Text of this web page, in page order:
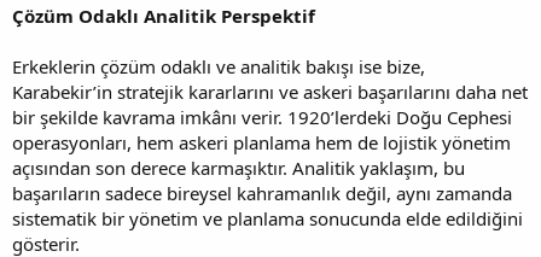
Çözüm Odaklı Analitik Perspektif
Erkeklerin çözüm odaklı ve analitik bakışı ise bize,
Karabekir’in stratejik kararlarını ve askeri başarılarını daha net
bir şekilde kavrama imkânı verir. 1920’lerdeki Doğu Cephesi
operasyonları, hem askeri planlama hem de lojistik yönetim
açısından son derece karmaşıktır. Analitik yaklaşım, bu
başarıların sadece bireysel kahramanlık değil, aynı zamanda
sistematik bir yönetim ve planlama sonucunda elde edildiğini
gösterir.